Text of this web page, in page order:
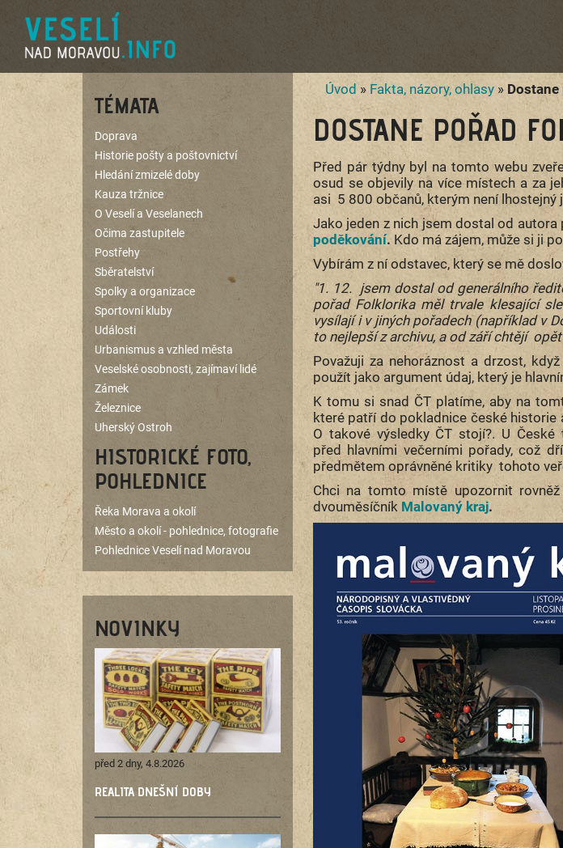
TÉMATA
Doprava
Historie pošty a poštovnictví
Hledání zmizelé doby
Kauza tržnice
O Veselí a Veselanech
Očima zastupitele
Postřehy
Sběratelství
Spolky a organizace
Sportovní kluby
Události
Urbanismus a vzhled města
Veselské osobnosti, zajímaví lidé
Zámek
Železnice
Uherský Ostroh
HISTORICKÉ FOTO,
POHLEDNICE
Řeka Morava a okolí
Město a okolí - pohlednice, fotografie
Pohlednice Veselí nad Moravou
NOVINKY
před 2 dny, 4.8.2026
REALITA DNEŠNÍ DOBY
Úvod » Fakta, názory, ohlasy »
DOSTANE POŘAD
Před pár týdny byl na tomto webu
osud se objevily na více místech a za
asi 5 800 občanů, kterým není lhostejný
Jako jeden z nich jsem dostal od
poděkování. Kdo má zájem, může si ji
Vybírám z ní odstavec, který se mě
"1. 12. jsem dostal od generálního
pořad Folklorika měl trvale klesající
vysílají i v jiných pořadech (například v
to nejlepší z archivu, a od září chtějí
Považuji za nehoráznost a drzost,
použít jako argument údaj, který je
K tomu si snad ČT platíme, aby na
které patří do pokladnice české historie
O takové výsledky ČT stojí?. U
před hlavními večerními pořady, což
předmětem oprávněné kritiky tohoto
Chci na tomto místě upozornit
dvouměsíčník Malovaný kraj.